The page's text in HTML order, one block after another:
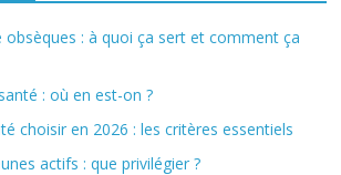
obsèques : à quoi ça sert et comment ça
: où en est-on ?
choisir en 2026 : les critères essentiels
actifs : que privilégier ?